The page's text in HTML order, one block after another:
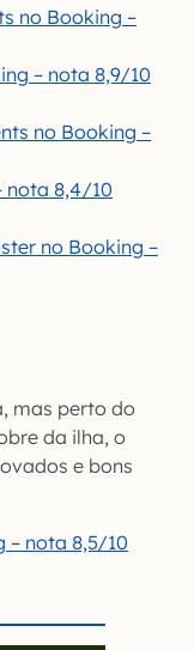
no Booking –
– nota 8,9/10
no Booking –
nota 8,4/10
no Booking –
mas perto do
da ilha, o
e bons
– nota 8,5/10